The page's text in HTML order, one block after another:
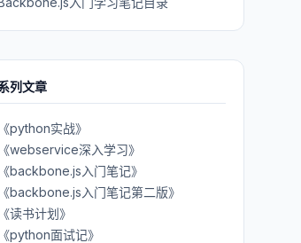
列文章
《python实战》
《webservice深入学习》
《backbone.js入门笔记》
《backbone.js入门笔记第二版》
《读书计划》
《python面试记》